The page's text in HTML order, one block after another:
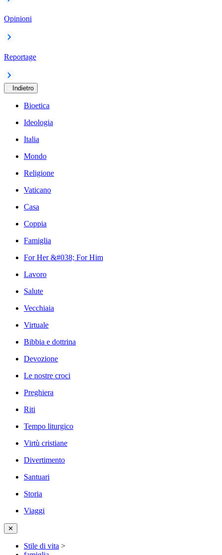
Opinioni
Reportage
Indietro
Bioetica
Ideologia
Italia
Mondo
Religione
Vaticano
Casa
Coppia
Famiglia
For Her &#038; For Him
Lavoro
Salute
Vecchiaia
Virtuale
Bibbia e dottrina
Devozione
Le nostre croci
Preghiera
Riti
Tempo liturgico
Virtù cristiane
Divertimento
Santuari
Storia
Viaggi
✕
Stile di vita >